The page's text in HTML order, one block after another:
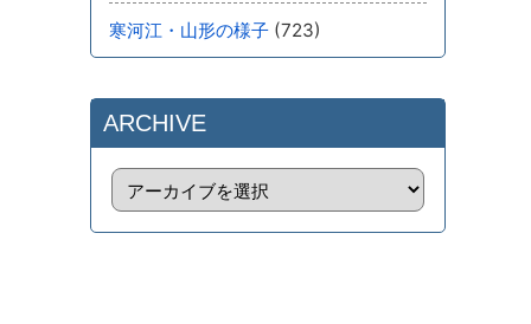
寒河江・山形の様子 (723)
ARCHIVE